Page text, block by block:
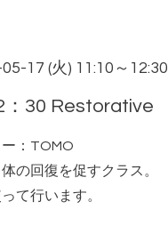
17 (火) 11:10～12:30
：30 Restorative
：TOMO
の回復を促すクラス。
て行います。